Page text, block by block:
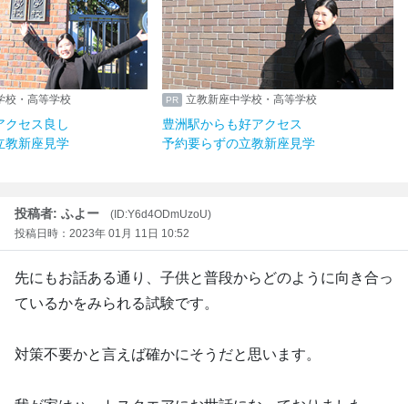
校・高等学校
クセス良し
教新座見学
立教新座中学校・高等学校
豊洲駅からも好アクセス
予約要らずの立教新座見学
投稿者: ふよー
(ID:Y6d4ODmUzoU)
投稿日時：2023年 01月 11日 10:52
先にもお話ある通り、子供と普段からどのように向き合っ
ているかをみられる試験です。
対策不要かと言えば確かにそうだと思います。